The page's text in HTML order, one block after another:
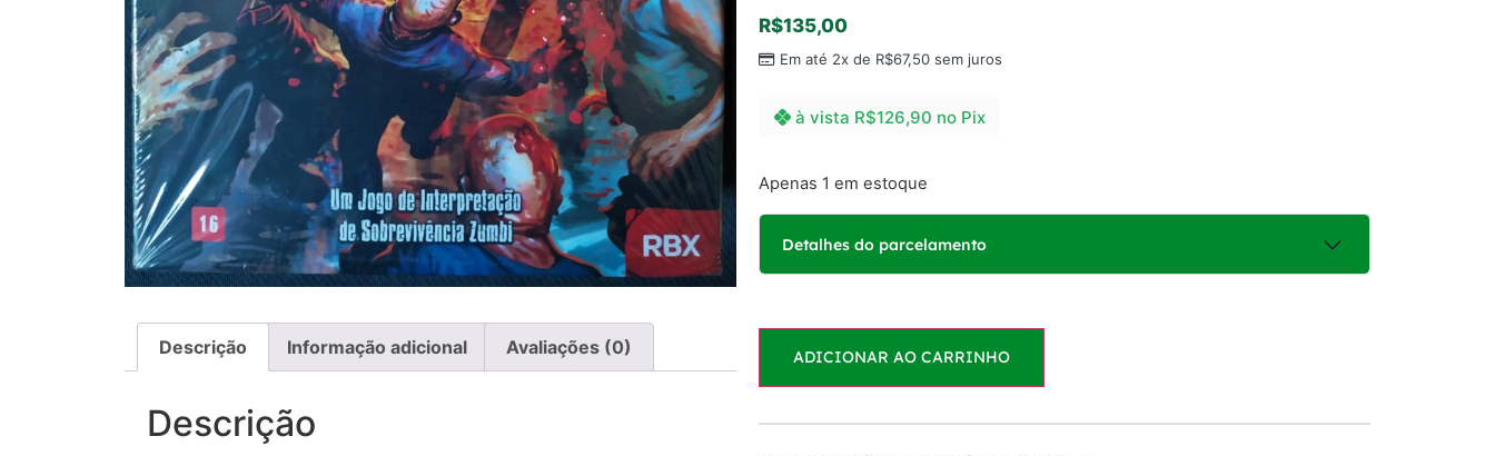
Descrição Informação adicional Avaliações (0)
Descrição
R$135,00
Em até 2x de R$67,50 sem juros
à vista R$126,90 no Pix
Apenas 1 em estoque
Detalhes do parcelamento
1x deR$135,00sem juros
2x deR$67,50sem juros R$135,00
ADICIONAR AO CARRINHO